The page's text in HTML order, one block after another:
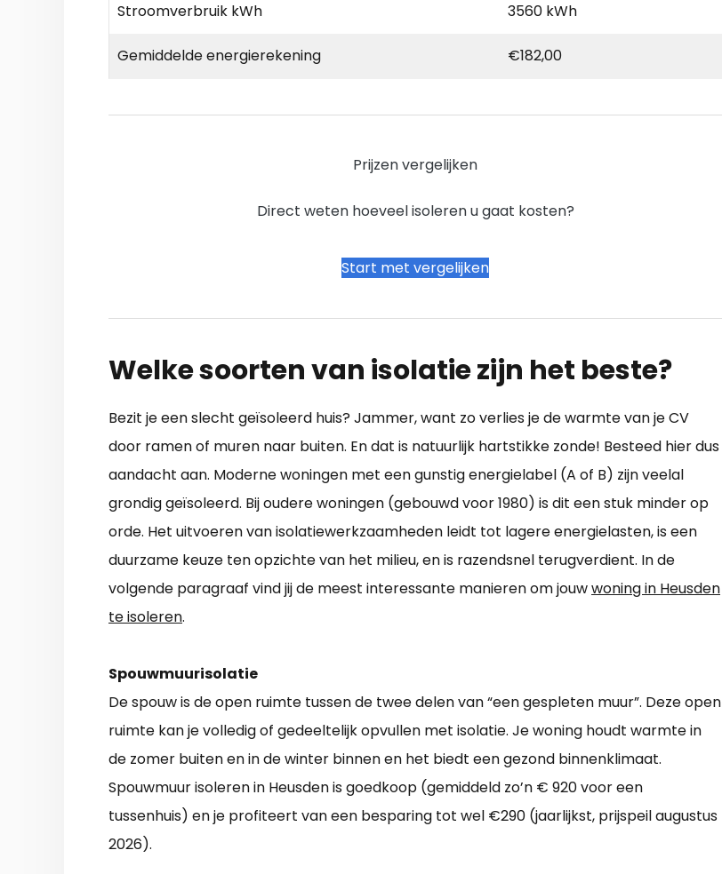
Stroomverbruik kWh 3560 kWh
Gemiddelde energierekening €182,00
Prijzen vergelijken
Direct weten hoeveel isoleren u gaat kosten?
Start met vergelijken
Welke soorten van isolatie zijn het beste?
Bezit je een slecht geïsoleerd huis? Jammer, want zo verlies je de warmte van je CV
door ramen of muren naar buiten. En dat is natuurlijk hartstikke zonde! Besteed hier dus
aandacht aan. Moderne woningen met een gunstig energielabel (A of B) zijn veelal
grondig geïsoleerd. Bij oudere woningen (gebouwd voor 1980) is dit een stuk minder op
orde. Het uitvoeren van isolatiewerkzaamheden leidt tot lagere energielasten, is een
duurzame keuze ten opzichte van het milieu, en is razendsnel terugverdient. In de
volgende paragraaf vind jij de meest interessante manieren om jouwwoning in Heusden
te isoleren.
Spouwmuurisolatie
De spouw is de open ruimte tussen de twee delen van “een gespleten muur”. Deze open
ruimte kan je volledig of gedeeltelijk opvullen met isolatie. Je woning houdt warmte in
de zomer buiten en in de winter binnen en het biedt een gezond binnenklimaat.
Spouwmuur isoleren in Heusden is goedkoop (gemiddeld zo’n € 920 voor een
tussenhuis) en je profiteert van een besparing tot wel €290 (jaarlijkst, prijspeil augustus
2026).